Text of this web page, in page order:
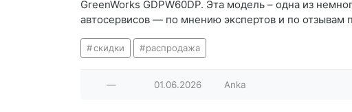
GreenWorks GDPW60DP. Эта модель – одна из
автосервисов — по мнению экспертов и по отзывам
скидки распродажа
— 01.06.2026 Anka